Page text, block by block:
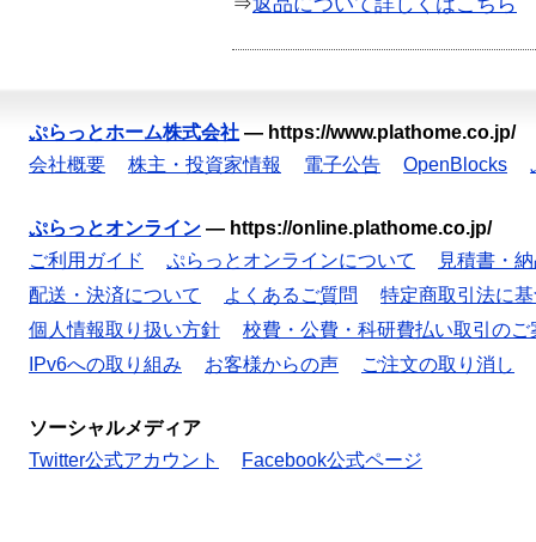
⇒返品について詳しくはこちら
ぷらっとホーム株式会社 — https://www.plathome.co.jp/
会社概要
株主・投資家情報 電子公告 OpenBlocks
ぷらっとオンライン — https://online.plathome.co.jp/
ご利用ガイド
ぷらっとオンラインについて
見積書・
配送・決済について
よくあるご質問
特定商取引法に
個人情報取り扱い方針
校費・公費・科研費払い取引のご
IPv6への取り組み
お客様からの声 ご注文の取り消し
ソーシャルメディア
Twitter公式アカウント
Facebook公式ページ